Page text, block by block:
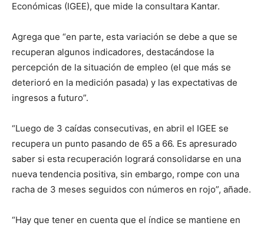
Económicas (IGEE), que mide la consultara Kantar.
Agrega que “en parte, esta variación se debe a que se
recuperan algunos indicadores, destacándose la
percepción de la situación de empleo (el que más se
deterioró en la medición pasada) y las expectativas de
ingresos a futuro”.
“Luego de 3 caídas consecutivas, en abril el IGEE se
recupera un punto pasando de 65 a 66. Es apresurado
saber si esta recuperación logrará consolidarse en una
nueva tendencia positiva, sin embargo, rompe con una
racha de 3 meses seguidos con números en rojo”, añade.
“Hay que tener en cuenta que el índice se mantiene en